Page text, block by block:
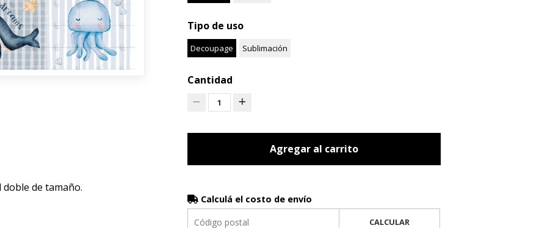
doble de tamaño.
Tipo de uso
Decoupage Sublimación
Cantidad
1
Agregar al carrito
Calculá el costo de envío
CALCULAR